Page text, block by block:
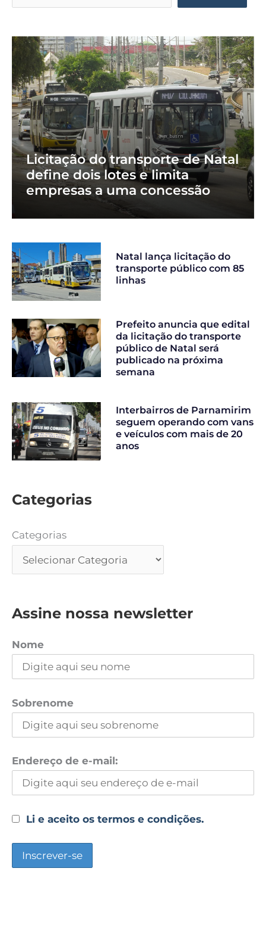
Licitação do transporte de Natal
define dois lotes e limita
empresas a uma concessão
Natal lança licitação do
transporte público com 85
linhas
Prefeito anuncia que edital
da licitação do transporte
público de Natal será
publicado na próxima
semana
Interbairros de Parnamirim
seguem operando com vans
e veículos com mais de 20
anos
Categorias
Categorias
Assine nossa newsletter
Nome
Sobrenome
Endereço de e-mail:
Li e aceito os termos e condições.